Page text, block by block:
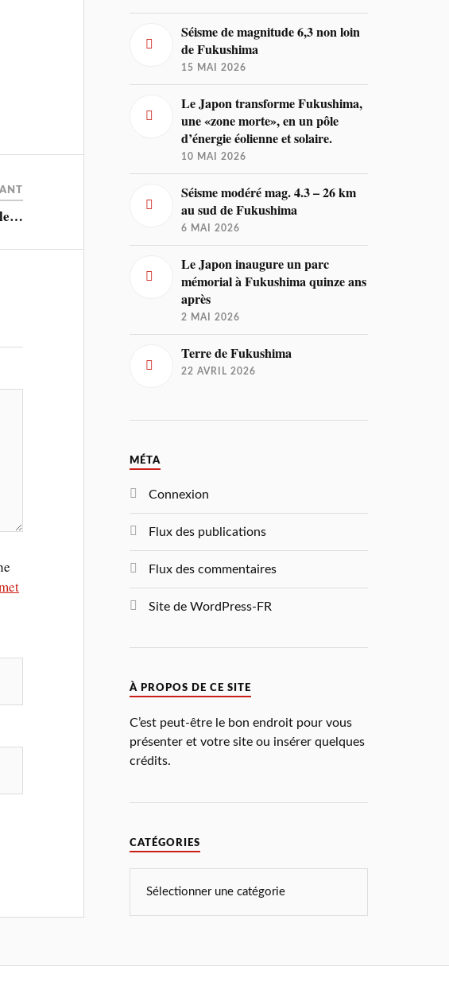
Séisme de magnitude 6,3 non loin
de Fukushima
15 MAI 2026
Le Japon transforme Fukushima,
une «zone morte», en un pôle
d’énergie éolienne et solaire.
10 MAI 2026
Séisme modéré mag. 4.3 – 26 km
au sud de Fukushima
6 MAI 2026
Le Japon inaugure un parc
mémorial à Fukushima quinze ans
après
2 MAI 2026
Terre de Fukushima
22 AVRIL 2026
MÉTA
Connexion
Flux des publications
Flux des commentaires
Site de WordPress-FR
À PROPOS DE CE SITE
C’est peut-être le bon endroit pour vous
présenter et votre site ou insérer quelques
crédits.
CATÉGORIES